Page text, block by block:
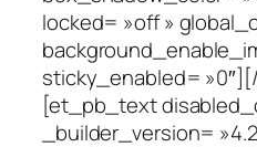
locked= »off »
sticky_enabled=
[et_pb_text
_builder_version=